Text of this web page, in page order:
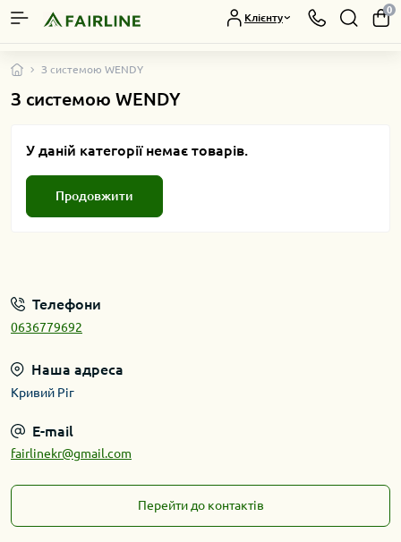
Клієнту
0
З системою WENDY
З системою WENDY
У даній категорії немає товарів.
Продовжити
Телефони
0636779692
Наша адреса
Кривий Ріг
E-mail
fairlinekr@gmail.com
Перейти до контактів